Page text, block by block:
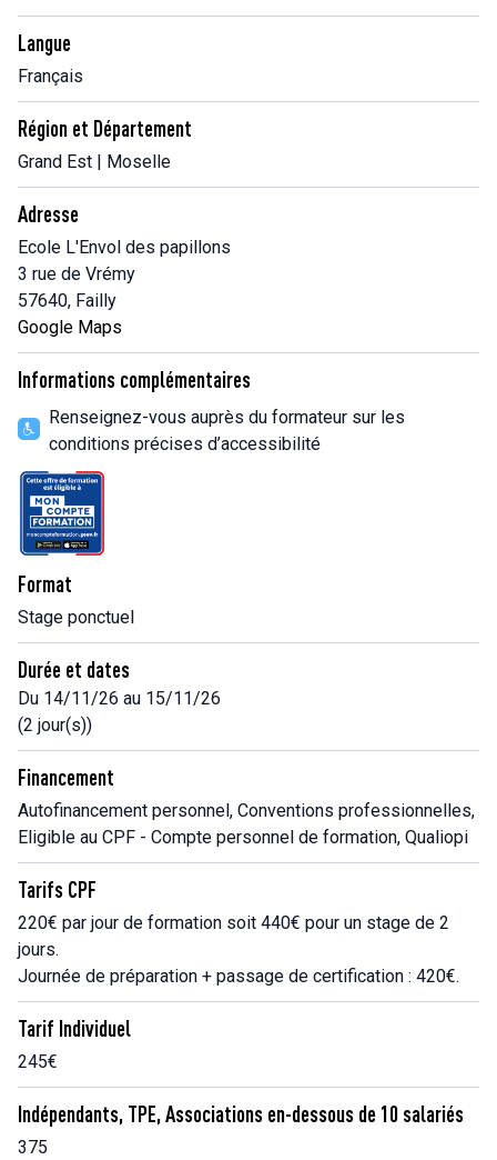
Langue
Français
Région et Département
Grand Est | Moselle
Adresse
Ecole L'Envol des papillons
3 rue de Vrémy
57640, Failly
Google Maps
Informations complémentaires
Renseignez-vous auprès du formateur sur les
conditions précises d’accessibilité
Format
Stage ponctuel
Durée et dates
Du 14/11/26 au 15/11/26
(2 jour(s))
Financement
Autofinancement personnel, Conventions professionnelles,
Eligible au CPF - Compte personnel de formation, Qualiopi
Tarifs CPF
220€ par jour de formation soit 440€ pour un stage de 2
jours.
Journée de préparation + passage de certification : 420€.
Tarif Individuel
245€
Indépendants, TPE, Associations en-dessous de 10 salariés
375